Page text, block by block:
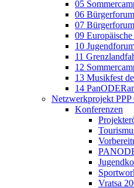
05
06
07
09
10
11
12
13 Musikfest
14
Netzwerkprojekt PPP
Konferenzen
Vratsa